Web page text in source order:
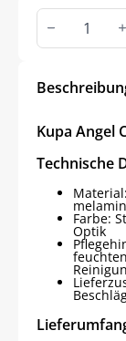
Kupa
ANGEL
CITY
6-
Kupa Angel
Technische
Farbe:
Optik